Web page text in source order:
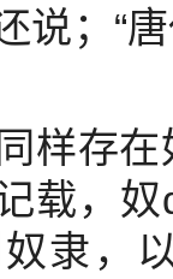
说；“
存在
载，
隶，